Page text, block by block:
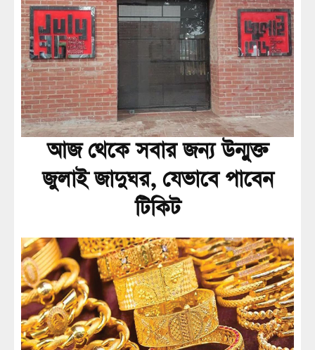
আজ থেকে সবার জন্য উন্মুক্ত
জুলাই জাদুঘর, যেভাবে পাবেন
টিকিট